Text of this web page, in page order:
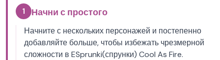
1 Начни с простого
Начните с нескольких персонажей и постепенно
добавляйте больше, чтобы избежать чрезмерной
сложности в ESprunki(спрунки) Cool As Fire.